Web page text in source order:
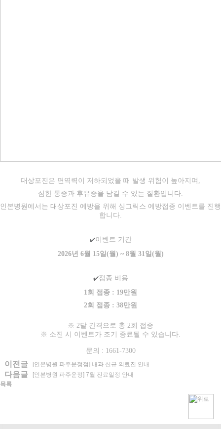
대상포진은 면역력이 저하되었을 때 발생 위험이 높아지며,
심한 통증과 후유증을 남길 수 있는 질환입니다.
인본병원에서는 대상포진 예방을 위해 싱그릭스 예방접종 이벤트를 진행
합니다.
✔️이벤트 기간
2026년 6월 15일(월) ~ 8월 31일(월)
✔️접종 비용
1회 접종 : 19만원
2회 접종 : 38만원
※ 2달 간격으로 총 2회 접종
※ 소진 시 이벤트가 조기 종료될 수 있습니다.
문의 : 1661-7300
이전글 [인본병원 파주운정점] 내과 신규 의료진 안내
다음글
[인본병원 파주운정] 7월 진료일정 안내
목록